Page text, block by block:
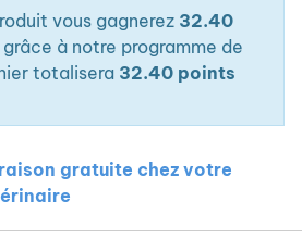
vous gagnerez 32.40
grâce à notre programme de
totalisera 32.40 points
gratuite chez votre